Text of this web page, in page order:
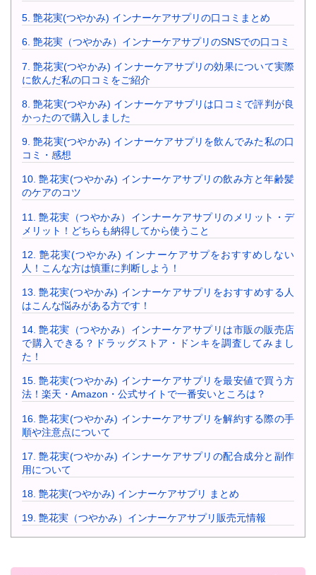
5. 艶花実(つやかみ) インナーケアサプリの口コミまとめ
6. 艶花実（つやかみ）インナーケアサプリのSNSでの口コミ
7. 艶花実(つやかみ) インナーケアサプリの効果について実際
に飲んだ私の口コミをご紹介
8. 艶花実(つやかみ) インナーケアサプリは口コミで評判が良
かったので購入しました
9. 艶花実(つやかみ) インナーケアサプリを飲んでみた私の口
コミ・感想
10. 艶花実(つやかみ) インナーケアサプリの飲み方と年齢髪
のケアのコツ
11.
艶花実（つやかみ）インナーケアサプリのメリット・デ
メリット！どちらも納得してから使うこと
12.
艶花実(つやかみ) インナーケアサプをおすすめしない
人！こんな方は慎重に判断しよう！
13. 艶花実(つやかみ) インナーケアサプリをおすすめする人
はこんな悩みがある方です！
14. 艶花実（つやかみ）インナーケアサプリは市販の販売店
で購入できる？ドラッグストア・ドンキを調査してみまし
た！
15. 艶花実(つやかみ) インナーケアサプリを最安値で買う方
法！楽天・Amazon・公式サイトで一番安いところは？
16. 艶花実(つやかみ) インナーケアサプリを解約する際の手
順や注意点について
17. 艶花実(つやかみ) インナーケアサプリの配合成分と副作
用について
18. 艶花実(つやかみ) インナーケアサプリ まとめ
19. 艶花実（つやかみ）インナーケアサプリ販売元情報